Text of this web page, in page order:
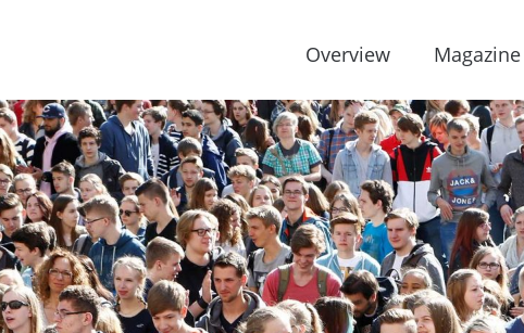
Overview Magazine